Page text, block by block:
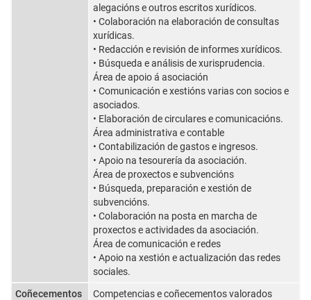
alegacións e outros escritos xurídicos.
• Colaboración na elaboración de consultas
xurídicas.
• Redacción e revisión de informes xurídicos.
• Búsqueda e análisis de xurisprudencia.
Área de apoio á asociación
• Comunicación e xestións varias con socios e
asociados.
• Elaboración de circulares e comunicacións.
Área administrativa e contable
• Contabilización de gastos e ingresos.
• Apoio na tesourería da asociación.
Área de proxectos e subvencións
• Búsqueda, preparación e xestión de
subvencións.
• Colaboración na posta en marcha de
proxectos e actividades da asociación.
Área de comunicación e redes
• Apoio na xestión e actualización das redes
sociales.
Coñecementos
Competencias e coñecementos valorados